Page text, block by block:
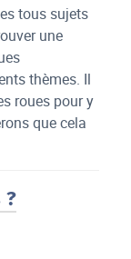
tous sujets
une
thèmes. Il
roues pour y
que cela
?